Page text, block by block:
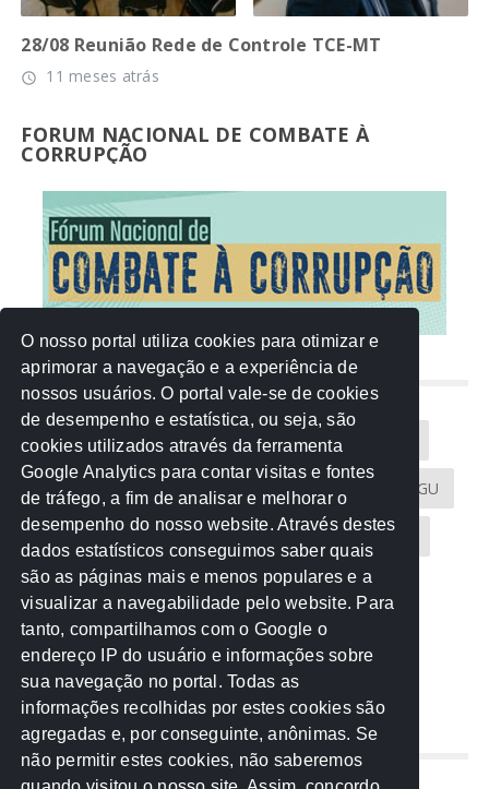
28/08 Reunião Rede de Controle TCE-MT
access_time 11 meses atrás
FORUM NACIONAL DE COMBATE À
CORRUPÇÃO
NUVEM DE TAGS
Acontece na Rede AGU AMM
Atricon Audicom CAU-MT CGU
CREA-MT Eventos MPC-MT MPE-MT
MPF Notícias PF PGE-MT PGR
Receita Federal Sem categoria
TCE-MT TCU TRE
REDE NOS ESTADOS
O nosso portal utiliza cookies para otimizar e
aprimorar a navegação e a experiência de
nossos usuários. O portal vale-se de cookies
de desempenho e estatística, ou seja, são
cookies utilizados através da ferramenta
Google Analytics para contar visitas e fontes
de tráfego, a fim de analisar e melhorar o
desempenho do nosso website. Através destes
dados estatísticos conseguimos saber quais
são as páginas mais e menos populares e a
visualizar a navegabilidade pelo website. Para
tanto, compartilhamos com o Google o
endereço IP do usuário e informações sobre
sua navegação no portal. Todas as
informações recolhidas por estes cookies são
agregadas e, por conseguinte, anônimas. Se
não permitir estes cookies, não saberemos